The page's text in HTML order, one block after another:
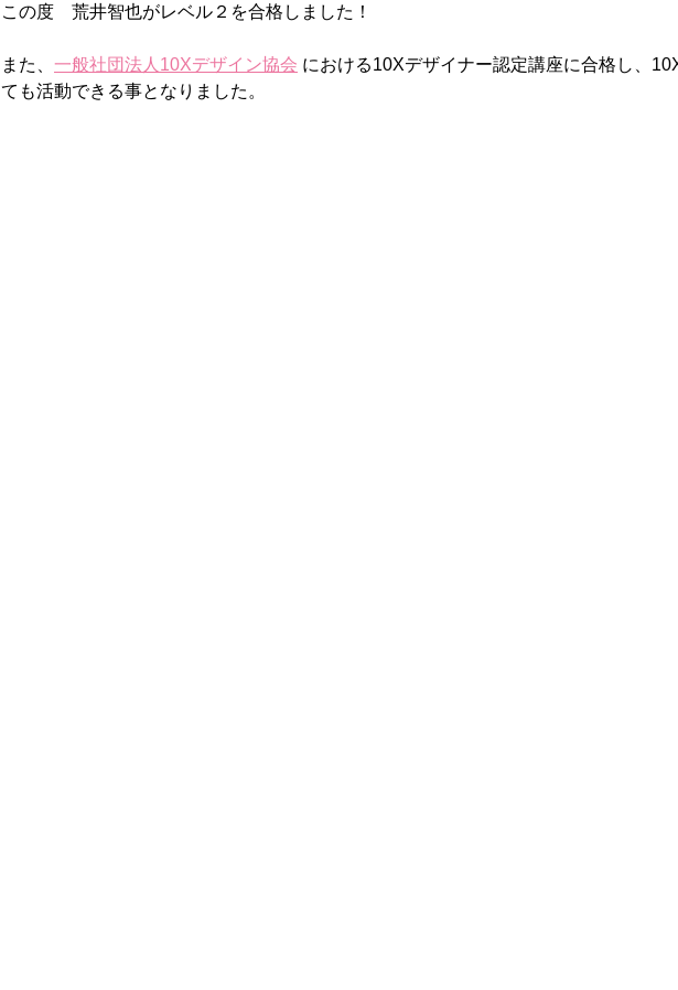
この度　荒井智也がレベル２を合格しました！
また、 一般社団法人10Xデザイン協会 における10Xデザイナー認定講座に合格し、
ても活動できる事となりました。